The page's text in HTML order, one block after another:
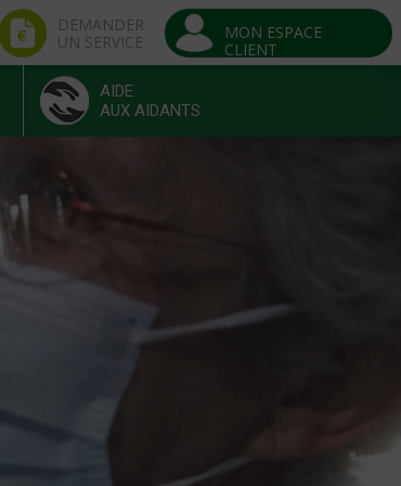
DEMANDER
UN SERVICE
MON ESPACE
CLIENT
AIDE
AUX AIDANTS